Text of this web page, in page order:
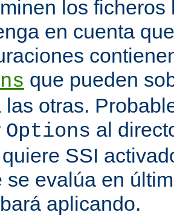
los
en cuenta
que pueden
las otras.
Options al
SSI
se evalúa en
aplicando.